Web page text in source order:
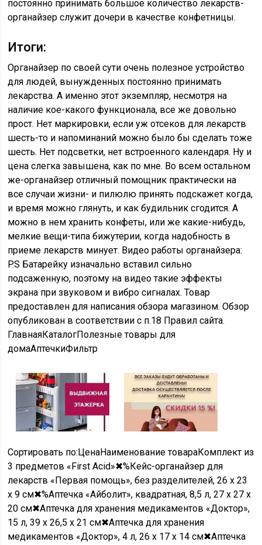
постоянно принимать большое количество лекарств-
органайзер служит дочери в качестве конфетницы.
Итоги:
Органайзер по своей сути очень полезное устройство
для людей, вынужденных постоянно принимать
лекарства. А именно этот экземпляр, несмотря на
наличие кое-какого функционала, все же довольно
прост. Нет маркировки, если уж отсеков для лекарств
шесть-то и напоминаний можно было бы сделать тоже
шесть. Нет подсветки, нет встроенного календаря. Ну и
цена слегка завышена, как по мне. Во всем остальном
же-органайзер отличный помощник практически на
все случаи жизни- и пилюлю принять подскажет когда,
и время можно глянуть, и как будильник сгодится. А
можно в нем хранить конфеты, или же какие-нибудь,
мелкие вещи-типа бижутерии, когда надобность в
приеме лекарств минует. Видео работы органайзера:
P.S Батарейку изначально вставил сильно
подсаженную, поэтому на видео такие эффекты
экрана при звуковом и вибро сигналах. Товар
предоставлен для написания обзора магазином. Обзор
опубликован в соответствии с п.18 Правил сайта.
ГлавнаяКаталогПолезные товары для
домаАптечкиФильтр
Сортировать по: ЦенаНаименование товараКомплект из
3 предметов «First Acid»✖%Кейс-органайзер для
лекарств «Первая помощь», без разделителей, 26 х 23
x 9 см✖%Аптечка «Айболит», квадратная, 8,5 л, 27 х 27 х
20 см✖Аптечка для хранения медикаментов «Доктор»,
15 л, 39 х 26,5 х 21 см✖Аптечка для хранения
медикаментов «Доктор», 4 л, 26 х 17 х 14 см✖Аптечка